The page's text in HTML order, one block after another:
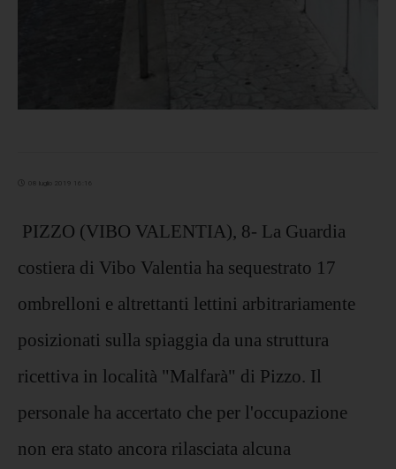
08 luglio 2019 16:16
PIZZO (VIBO VALENTIA), 8- La Guardia
costiera di Vibo Valentia ha sequestrato 17
ombrelloni e altrettanti lettini arbitrariamente
posizionati sulla spiaggia da una struttura
ricettiva in località "Malfarà" di Pizzo. Il
personale ha accertato che per l'occupazione
non era stato ancora rilasciata alcuna